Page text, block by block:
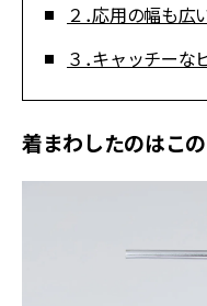
２．応用の幅も
３．キャッチー
着まわしたのはこ